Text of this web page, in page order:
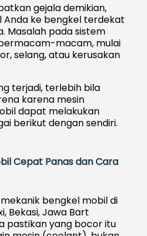
gejala demikian,
ke bengkel terdekat
Masalah pada sistem
macam, mulai
selang, atau kerusakan
terjadi, terlebih bila
karena mesin
dapat melakukan
berikut dengan sendiri.
Cepat Panas dan Cara
bengkel mobil di
Bekasi, Jawa Bart
pastikan yang bocor itu